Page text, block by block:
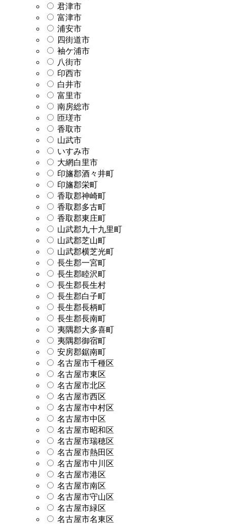
君津市
富津市
浦安市
四街道市
袖ケ浦市
八街市
印西市
白井市
富里市
南房総市
匝瑳市
香取市
山武市
いすみ市
大網白里市
印旛郡酒々井町
印旛郡栄町
香取郡神崎町
香取郡多古町
香取郡東庄町
山武郡九十九里町
山武郡芝山町
山武郡横芝光町
長生郡一宮町
長生郡睦沢町
長生郡長生村
長生郡白子町
長生郡長柄町
長生郡長南町
夷隅郡大多喜町
夷隅郡御宿町
安房郡鋸南町
名古屋市千種区
名古屋市東区
名古屋市北区
名古屋市西区
名古屋市中村区
名古屋市中区
名古屋市昭和区
名古屋市瑞穂区
名古屋市熱田区
名古屋市中川区
名古屋市港区
名古屋市南区
名古屋市守山区
名古屋市緑区
名古屋市名東区